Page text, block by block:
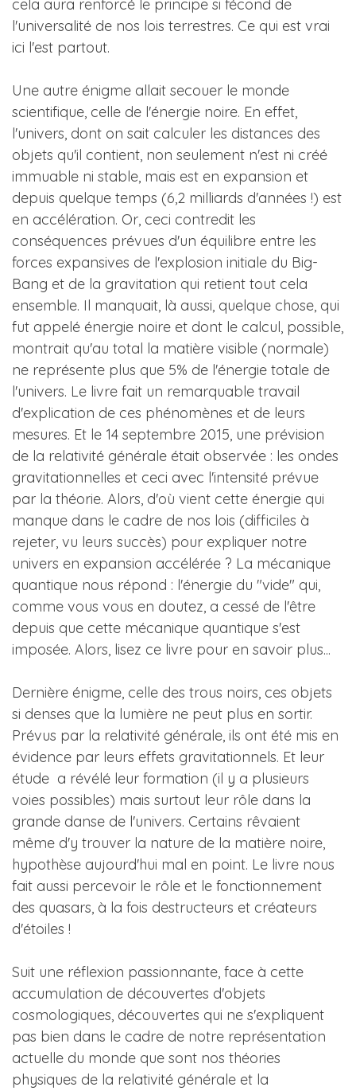
cela aura renforcé le principe si fécond de
l'universalité de nos lois terrestres. Ce qui est vrai
ici l'est partout.
Une autre énigme allait secouer le monde
scientifique, celle de l'énergie noire. En effet,
l'univers, dont on sait calculer les distances des
objets qu'il contient, non seulement n'est ni créé
immuable ni stable, mais est en expansion et
depuis quelque temps (6,2 milliards d'années !) est
en accélération. Or, ceci contredit les
conséquences prévues d'un équilibre entre les
forces expansives de l'explosion initiale du Big-
Bang et de la gravitation qui retient tout cela
ensemble. Il manquait, là aussi, quelque chose, qui
fut appelé énergie noire et dont le calcul, possible,
montrait qu'au total la matière visible (normale)
ne représente plus que 5% de l'énergie totale de
l'univers. Le livre fait un remarquable travail
d'explication de ces phénomènes et de leurs
mesures. Et le 14 septembre 2015, une prévision
de la relativité générale était observée : les ondes
gravitationnelles et ceci avec l'intensité prévue
par la théorie. Alors, d'où vient cette énergie qui
manque dans le cadre de nos lois (difficiles à
rejeter, vu leurs succès) pour expliquer notre
univers en expansion accélérée ? La mécanique
quantique nous répond : l'énergie du "vide" qui,
comme vous vous en doutez, a cessé de l'être
depuis que cette mécanique quantique s'est
imposée. Alors, lisez ce livre pour en savoir plus...
Dernière énigme, celle des trous noirs, ces objets
si denses que la lumière ne peut plus en sortir.
Prévus par la relativité générale, ils ont été mis en
évidence par leurs effets gravitationnels. Et leur
étude a révélé leur formation (il y a plusieurs
voies possibles) mais surtout leur rôle dans la
grande danse de l'univers. Certains rêvaient
même d'y trouver la nature de la matière noire,
hypothèse aujourd'hui mal en point. Le livre nous
fait aussi percevoir le rôle et le fonctionnement
des quasars, à la fois destructeurs et créateurs
d'étoiles !
Suit une réflexion passionnante, face à cette
accumulation de découvertes d'objets
cosmologiques, découvertes qui ne s'expliquent
pas bien dans le cadre de notre représentation
actuelle du monde que sont nos théories
physiques de la relativité générale et la